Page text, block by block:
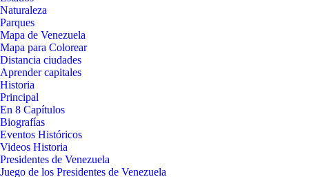
Naturaleza
Parques
Mapa de Venezuela
Mapa para Colorear
Distancia ciudades
Aprender capitales
Historia
Principal
En 8 Capítulos
Biografías
Eventos Históricos
Videos Historia
Presidentes de Venezuela
Juego de los Presidentes de Venezuela